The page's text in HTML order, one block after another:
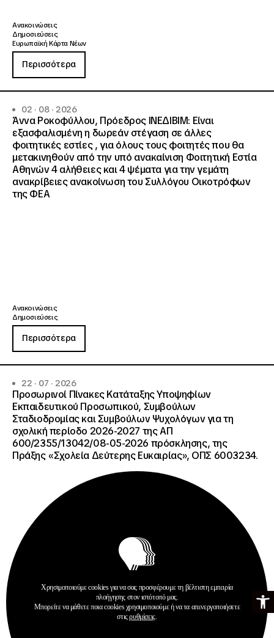
Ανοίξτε
Ανακοινώσεις
Δημοσιεύσεις
Ευρωπαϊκή Κάρτα Νέων
Περισσότερα
02 · 08 · 2026
Άννα Ροκοφύλλου, Πρόεδρος ΙΝΕΔΙΒΙΜ: Είναι
εξασφαλισμένη η δωρεάν στέγαση σε άλλες
φοιτητικές εστίες , για όλους τους φοιτητές που θα
μετακινηθούν από την υπό ανακαίνιση Φοιτητική Εστία
Αθηνών 4 αλήθειες και 4 ψέματα για την γεμάτη
ανακρίβειες ανακοίνωση του Συλλόγου Οικοτρόφων
της ΦΕΑ
Ανακοινώσεις
Δημοσιεύσεις
Περισσότερα
22 · 07 · 2026
Προσωρινοί Πίνακες Κατάταξης Υποψηφίων
Εκπαιδευτικού Προσωπικού, Συμβούλων
Σταδιοδρομίας και Συμβούλων Ψυχολόγων για τη
σχολική περίοδο 2026-2027 της ΑΠ
600/2355/13042/08-05-2026 πρόσκλησης, της
Πράξης «Σχολεία Δεύτερης Ευκαιρίας», ΟΠΣ 6003234.
Σχολεία Δεύτερης Ευκαιρίας
Περισσότερα
Χρησιμοποιούμε cookies για να σας προσφέρουμε τη βέλτιστη εμπειρία
πλοήγησης στον ιστότοπό μας.
Μπορείτε να μάθετε ποια cookies χρησιμοποιούμε ή να τα απενεργοποιήσετε
στιςρυθμίσεις.